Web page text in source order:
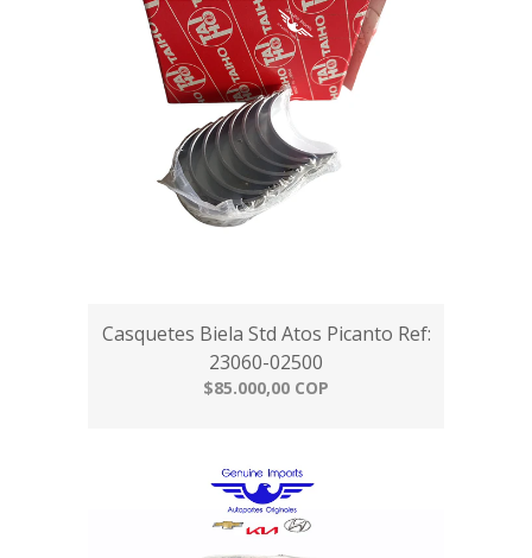
Casquetes Biela Std Atos Picanto Ref:
23060-02500
$85.000,00 COP